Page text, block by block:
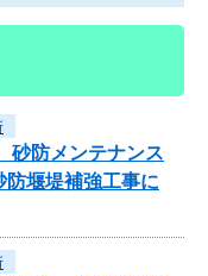
砂防メンテナンス
堰堤補強工事に